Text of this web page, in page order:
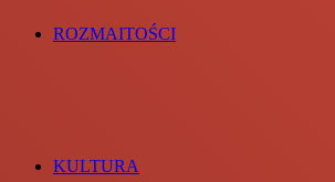
ROZMAITOŚCI
KULTURA